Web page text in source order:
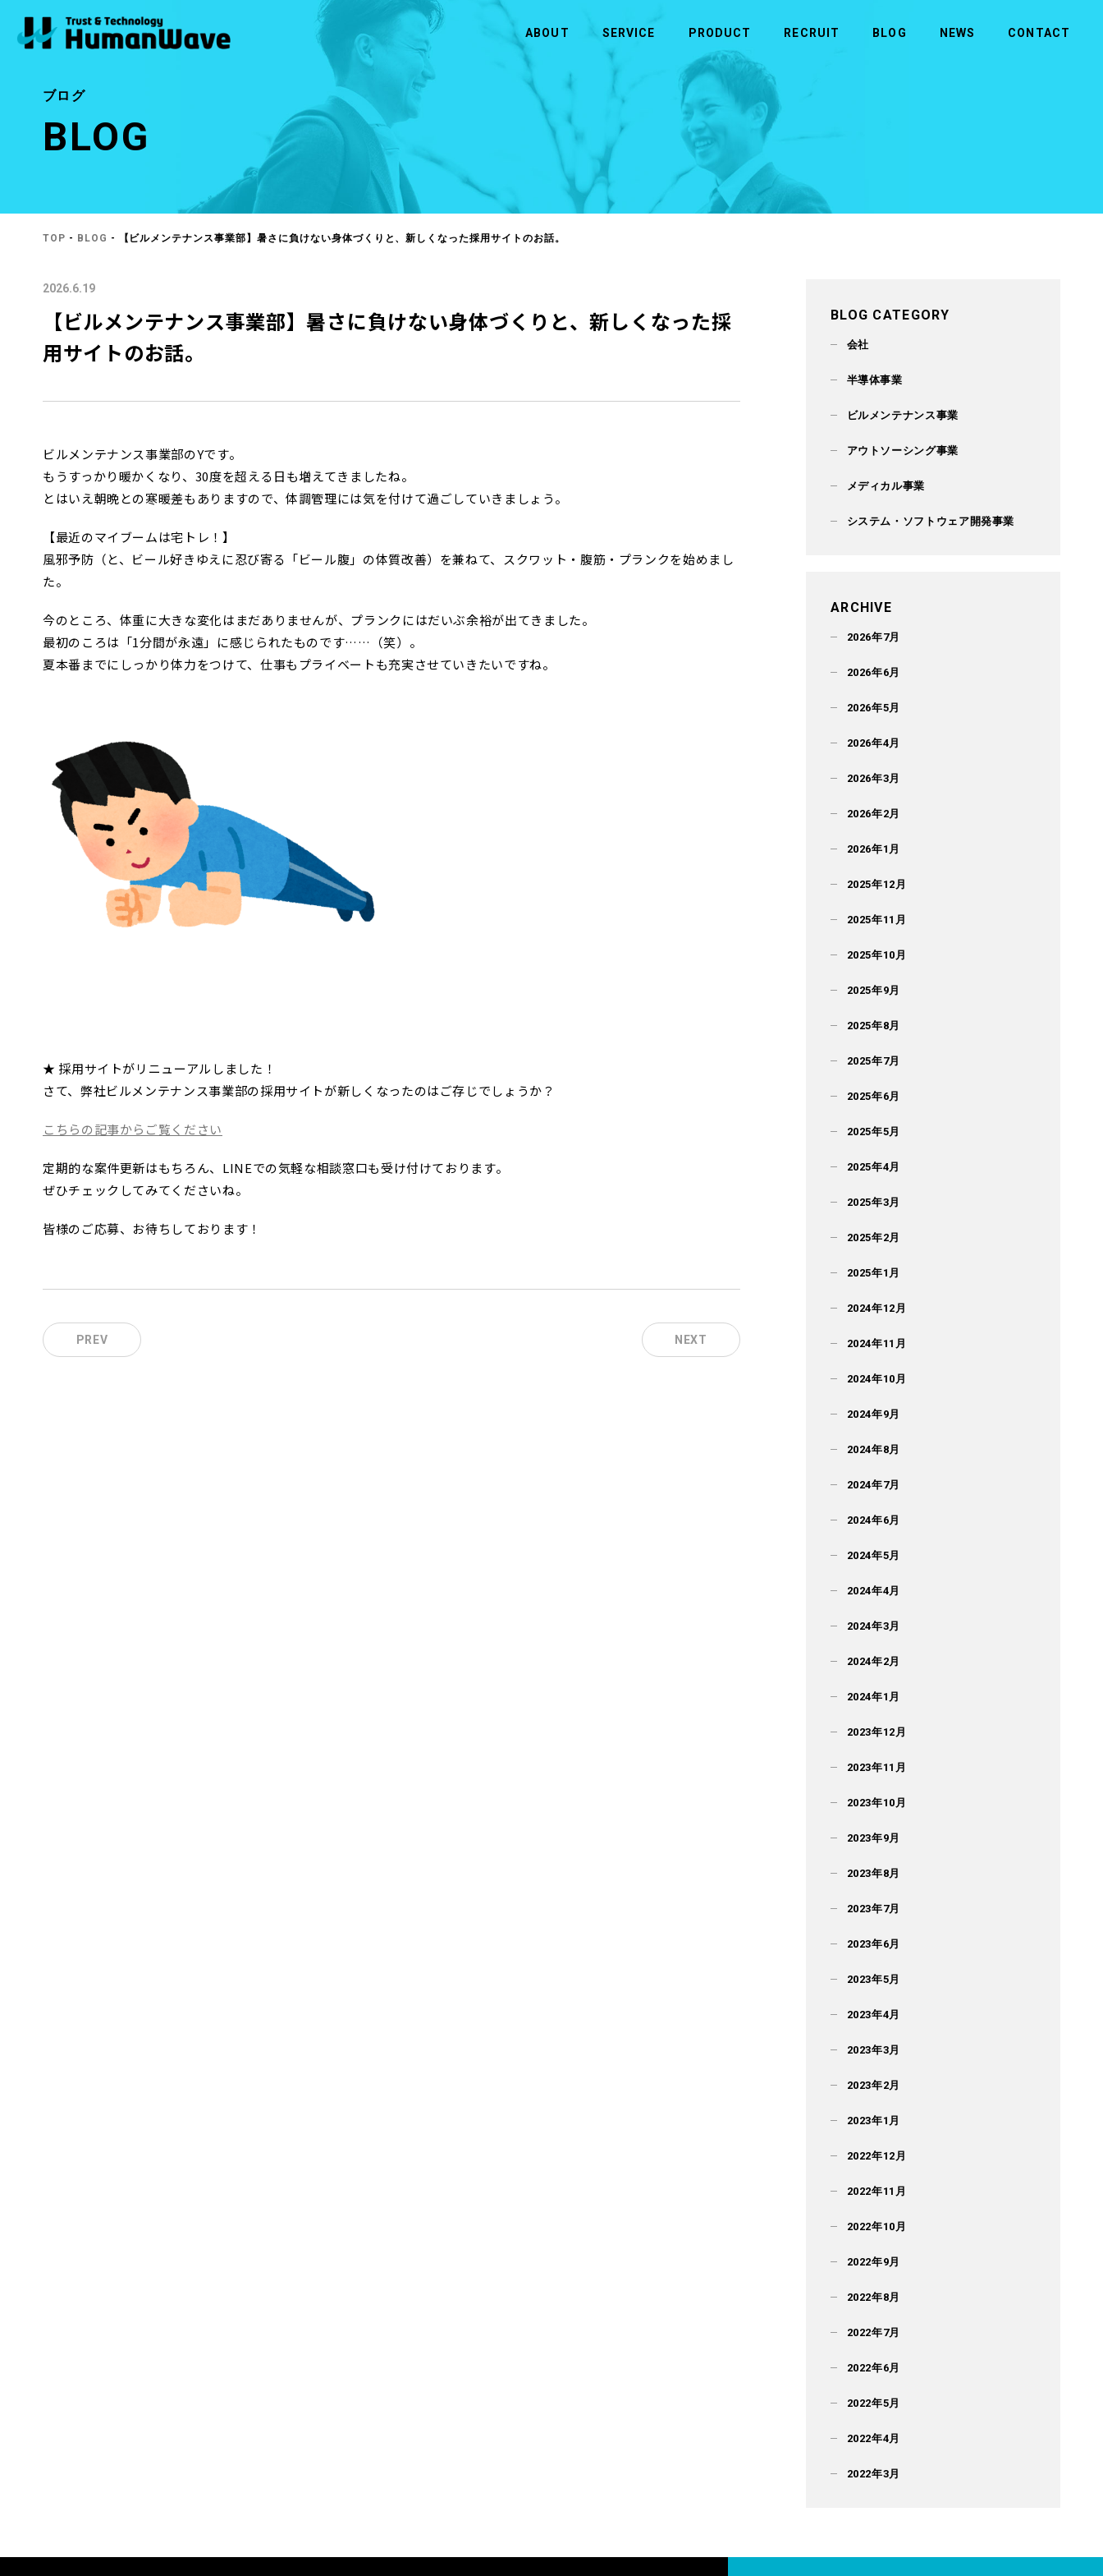
ABOUT SERVICE PRODUCT RECRUIT BLOG NEWS CONTACT
ヒューマンウェイブについて
社長メッセージ
会社概要 拠点一覧
事業内容
ビルメンテナンス
アウトソーシング・人材（人財）紹介 メディカル
CONTACT お問い合わせ
お問い合わせ
ブログ
BLOG
TOP - BLOG - 【ビルメンテナンス事業部】暑さに負けない身体づくりと、新しくなった採用サイトのお話。
2026.6.19
【ビルメンテナンス事業部】暑さに負けない身体づくりと、新しくなった採
用サイトのお話。
ビルメンテナンス事業部のYです。
もうすっかり暖かくなり、30度を超える日も増えてきましたね。
とはいえ朝晩との寒暖差もありますので、体調管理には気を付けて過ごしていきましょう。
【最近のマイブームは宅トレ！】
風邪予防（と、ビール好きゆえに忍び寄る「ビール腹」の体質改善）を兼ねて、スクワット・腹筋・プランクを始めまし
た。
今のところ、体重に大きな変化はまだありませんが、プランクにはだいぶ余裕が出てきました。
最初のころは「1分間が永遠」に感じられたものです……（笑）。
夏本番までにしっかり体力をつけて、仕事もプライベートも充実させていきたいですね。
★ 採用サイトがリニューアルしました！
さて、弊社ビルメンテナンス事業部の採用サイトが新しくなったのはご存じでしょうか？
こちらの記事からご覧ください
定期的な案件更新はもちろん、LINEでの気軽な相談窓口も受け付けております。
ぜひチェックしてみてくださいね。
皆様のご応募、お待ちしております！
PREV NEXT
BLOG CATEGORY
会社
半導体事業
ビルメンテナンス事業
アウトソーシング事業
メディカル事業
システム・ソフトウェア開発事業
ARCHIVE
2026年7月
2026年6月
2026年5月
2026年4月
2026年3月
2026年2月
2026年1月
2025年12月
2025年11月
2025年10月
2025年9月
2025年8月
2025年7月
2025年6月
2025年5月
2025年4月
2025年3月
2025年2月
2025年1月
2024年12月
2024年11月
2024年10月
2024年9月
2024年8月
2024年7月
2024年6月
2024年5月
2024年4月
2024年3月
2024年2月
2024年1月
2023年12月
2023年11月
2023年10月
2023年9月
2023年8月
2023年7月
2023年6月
2023年5月
2023年4月
2023年3月
2023年2月
2023年1月
2022年12月
2022年11月
2022年10月
2022年9月
2022年8月
2022年7月
2022年6月
2022年5月
2022年4月
2022年3月